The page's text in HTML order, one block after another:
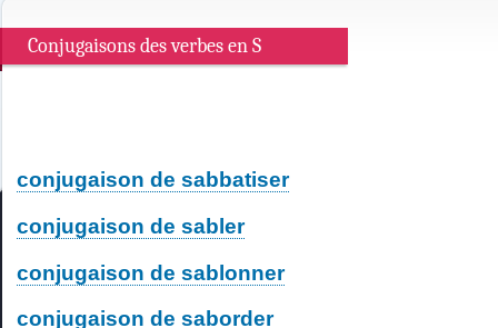
Conjugaisons des verbes en S
conjugaison de sabbatiser
conjugaison de sabler
conjugaison de sablonner
conjugaison de saborder